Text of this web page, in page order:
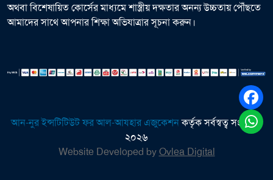
অথবা বিশেষায়িত কোর্সের মাধ্যমে শাস্ত্রীয় দক্ষতার অনন্য উচ্চতায় পৌঁছতে
আমাদের সাথে আপনার শিক্ষা অভিযাত্রার সূচনা করুন।
আন-নুর ইন্সটিটিউট ফর আল-আযহার এজুকেশনকর্তৃক সর্বস্বত্ব সংরক্ষিত
২০২৬
Website Developed byOvlea Digital